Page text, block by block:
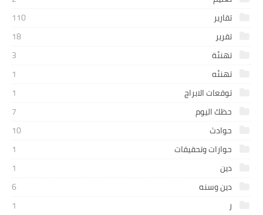
تقارير
110
تقرير
18
تهنئة
3
تهنئه
1
توقعات الابراج
1
حظك اليوم
7
حوادث
10
حوارات وتحقيقات
1
دين
1
دين وسنه
6
ر
1